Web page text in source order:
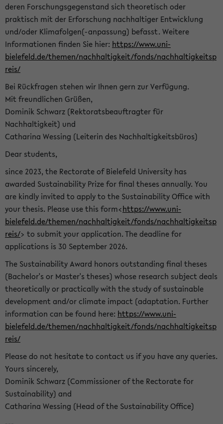
deren Forschungsgegenstand sich theoretisch oder
praktisch mit der Erforschung nachhaltiger Entwicklung
und/oder Klimafolgen(-anpassung) befasst. Weitere
Informationen finden Sie hier: https://www.uni-
bielefeld.de/themen/nachhaltigkeit/fonds/nachhaltigkeitsp
reis/
Bei Rückfragen stehen wir Ihnen gern zur Verfügung.
Mit freundlichen Grüßen,
Dominik Schwarz (Rektoratsbeauftragter für
Nachhaltigkeit) und
Catharina Wessing (Leiterin des Nachhaltigkeitsbüros)
Dear students,
since 2023, the Rectorate of Bielefeld University has
awarded Sustainability Prize for final theses annually. You
are kindly invited to apply to the Sustainability Office with
your thesis. Please use this form<https://www.uni-
bielefeld.de/themen/nachhaltigkeit/fonds/nachhaltigkeitsp
reis/> to submit your application. The deadline for
applications is 30 September 2026.
The Sustainability Award honors outstanding final theses
(Bachelor's or Master's theses) whose research subject deals
theoretically or practically with the study of sustainable
development and/or climate impact (adaptation. Further
information can be found here: https://www.uni-
bielefeld.de/themen/nachhaltigkeit/fonds/nachhaltigkeitsp
reis/
Please do not hesitate to contact us if you have any queries.
Yours sincerely,
Dominik Schwarz (Commissioner of the Rectorate for
Sustainability) and
Catharina Wessing (Head of the Sustainability Office)